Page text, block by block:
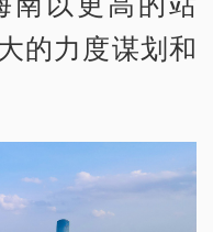
的力度谋划和